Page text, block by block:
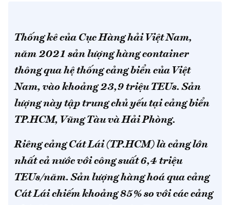
Thống kê của Cục Hàng hải Việt Nam,
năm 2021 sản lượng hàng container
thông qua hệ thống cảng biển của Việt
Nam, vào khoảng 23,9 triệu TEUs. Sản
lượng này tập trung chủ yếu tại cảng biển
TP.HCM, Vũng Tàu và Hải Phòng.
Riêngcảng Cát Lái (TP.HCM) là cảng lớn
nhất cả nước với công suất 6,4 triệu
TEUs/năm. Sản lượng hàng hoá qua cảng
Cát Lái chiếm khoảng 85% so với các cảng